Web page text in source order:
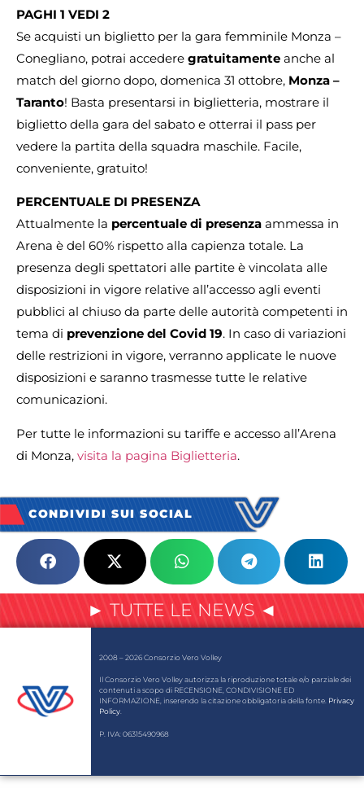
PAGHI 1 VEDI 2
Se acquisti un biglietto per la gara femminile Monza –
Conegliano, potrai accedere gratuitamente anche al
match del giorno dopo, domenica 31 ottobre, Monza –
Taranto! Basta presentarsi in biglietteria, mostrare il
biglietto della gara del sabato e otterrai il pass per
vedere la partita della squadra maschile. Facile,
conveniente, gratuito!
PERCENTUALE DI PRESENZA
Attualmente la percentuale di presenza ammessa in
Arena è del 60% rispetto alla capienza totale. La
presenza degli spettatori alle partite è vincolata alle
disposizioni in vigore relative all’accesso agli eventi
pubblici al chiuso da parte delle autorità competenti in
tema di prevenzione del Covid 19. In caso di variazioni
delle restrizioni in vigore, verranno applicate le nuove
disposizioni e saranno trasmesse tutte le relative
comunicazioni.
Per tutte le informazioni su tariffe e accesso all’Arena
di Monza, visita la pagina Biglietteria.
CONDIVIDI SUI SOCIAL
► TUTTE LE NEWS ◄
2008 – 2026 Consorzio Vero Volley
Il Consorzio Vero Volley autorizza la riproduzione totale e/o parziale dei
contenuti a scopo di RECENSIONE, CONDIVISIONE ED
INFORMAZIONE, inserendo la citazione obbligatoria della fonte. Privacy
Policy.
P. IVA: 06315490968